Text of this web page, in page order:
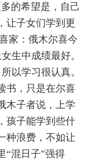
的希望是，自己
让子女们学到更
：俄木尔喜今
生中成绩最好。
以学习很认真。
书，只是在尔喜
木子者说，上学
孩子能学到些什
种浪费，不如让
“混日子”强得